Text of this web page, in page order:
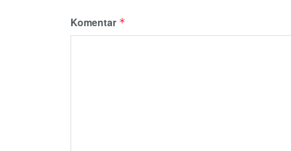
Komentar *